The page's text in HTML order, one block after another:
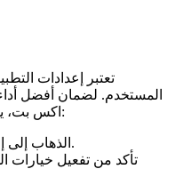
تعتبر إعدادات
المستخدم. لضمان أفضل
اكس بت، يمكن للمستخدم القيام بالخطوات التالية:
الذهاب إلى إعدادات التطبيق من داخل القائمة.
تأكد من تفعيل خيارات